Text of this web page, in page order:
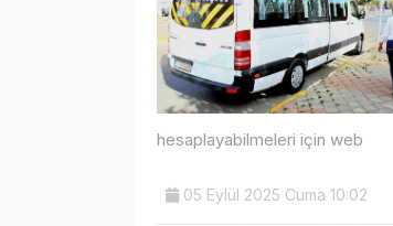
hesaplayabilmeleri için web
05 Eylül 2025 Cuma 10:02